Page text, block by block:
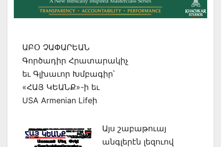
ԱԲՕ ՉԱՓԱՐԵԱՆ
Գործադիր Հրատարակիչ
եւ Գլխաւոր Խմբագիր՝
«ՀԱՅ ԿԵԱՆՔ»-ի եւ
USA Armenian Lifeի
Այս շաբաթուայ
անգլերէն լեզուով